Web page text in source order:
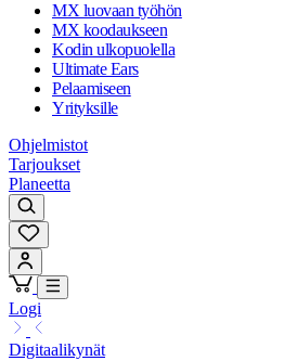
MX luovaan työhön
MX koodaukseen
Kodin ulkopuolella
Ultimate Ears
Pelaamiseen
Yrityksille
Ohjelmistot
Tarjoukset
Planeetta
Logi
Digitaalikynät